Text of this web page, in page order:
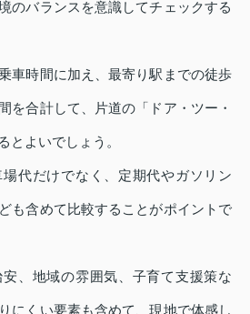
のバランスを意識してチェックする
車時間に加え、最寄り駅までの徒歩
を合計して、片道の「ドア・ツー・
とよいでしょう。
代だけでなく、定期代やガソリン
も含めて比較することがポイントで
、地域の雰囲気、子育て支援策な
にくい要素も含めて、現地で体感し